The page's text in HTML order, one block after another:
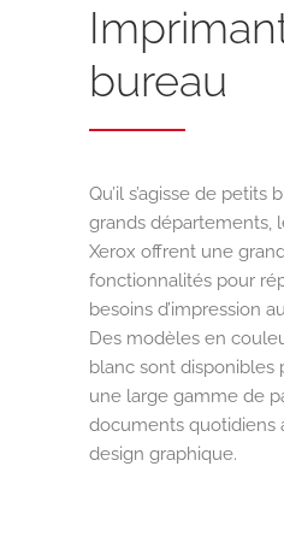
bureau
Qu’il s’agisse de petits
grands départements,
Xerox offrent une
fonctionnalités pour
besoins d’impression
Des modèles en
blanc sont disponibles
une large gamme de
documents quotidiens
design graphique.